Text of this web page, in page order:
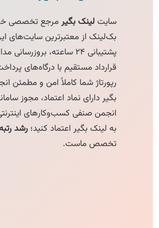
سایتلینک بگیرمرجع تخصصی خرید
بک‌لینک از معتبرترین سایت‌های
پشتیبانی ۲۴ ساعته،
قرارداد مستقیم با درگاه‌های
رپورتاژ شما کاملاً امن و مطمئن
بگیر دارای نماد اعتماد، مجوز
انجمن صنفی کسب‌وکارهای
به لینک بگیر اعتماد کنید؛رشد رتبه
تخصص ماست.